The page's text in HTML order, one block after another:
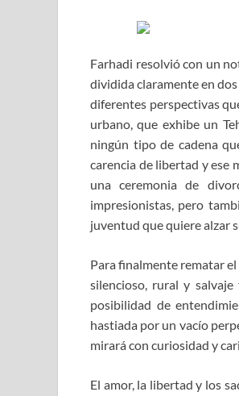
Farhadi resolvió con un
dividida claramente en
diferentes perspectivas
urbano, que exhibe un
ningún tipo de cadena
carencia de libertad y ese
una ceremonia de
impresionistas, pero
juventud que quiere alzar
Para finalmente rematar
silencioso, rural y
posibilidad de
hastiada por un vacío
mirará con curiosidad y
El amor, la libertad y los